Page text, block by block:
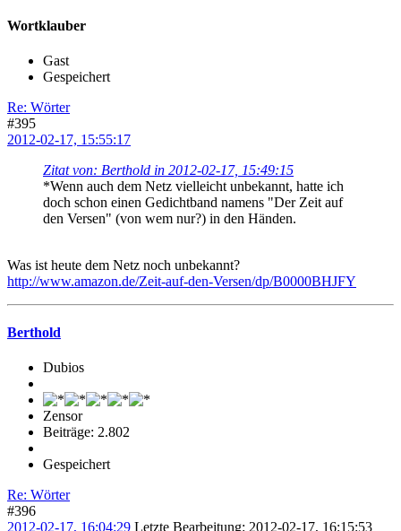
Wortklauber
Gast
Gespeichert
Re: Wörter
#395
2012-02-17, 15:55:17
Zitat von: Berthold in 2012-02-17, 15:49:15
*Wenn auch dem Netz vielleicht unbekannt, hatte ich
doch schon einen Gedichtband namens "Der Zeit auf
den Versen" (von wem nur?) in den Händen.
Was ist heute dem Netz noch unbekannt?
http://www.amazon.de/Zeit-auf-den-Versen/dp/B0000BHJFY
Berthold
Dubios
Zensor
Beiträge: 2.802
Gespeichert
Re: Wörter
#396
2012-02-17, 16:04:29 Letzte Bearbeitung: 2012-02-17, 16:15:53